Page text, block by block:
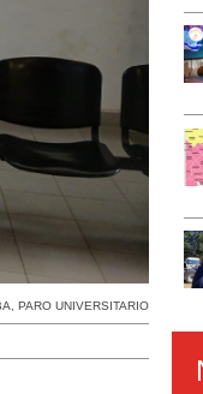
,PARO UNIVERSITARIO